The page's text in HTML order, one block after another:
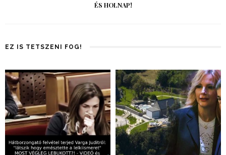
ÉS HOLNAP!
EZ IS TETSZENI FOG!